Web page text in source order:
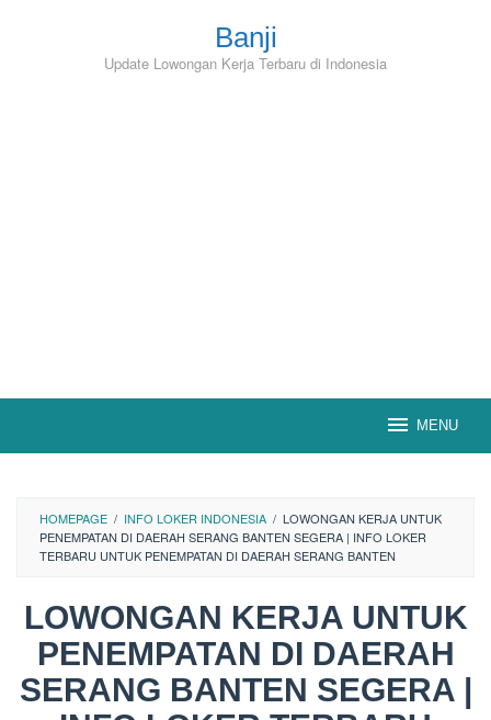
Banji
Update Lowongan Kerja Terbaru di Indonesia
MENU
HOMEPAGE / INFO LOKER INDONESIA / LOWONGAN KERJA UNTUK
PENEMPATAN DI DAERAH SERANG BANTEN SEGERA | INFO LOKER
TERBARU UNTUK PENEMPATAN DI DAERAH SERANG BANTEN
LOWONGAN KERJA UNTUK
PENEMPATAN DI DAERAH
SERANG BANTEN SEGERA |